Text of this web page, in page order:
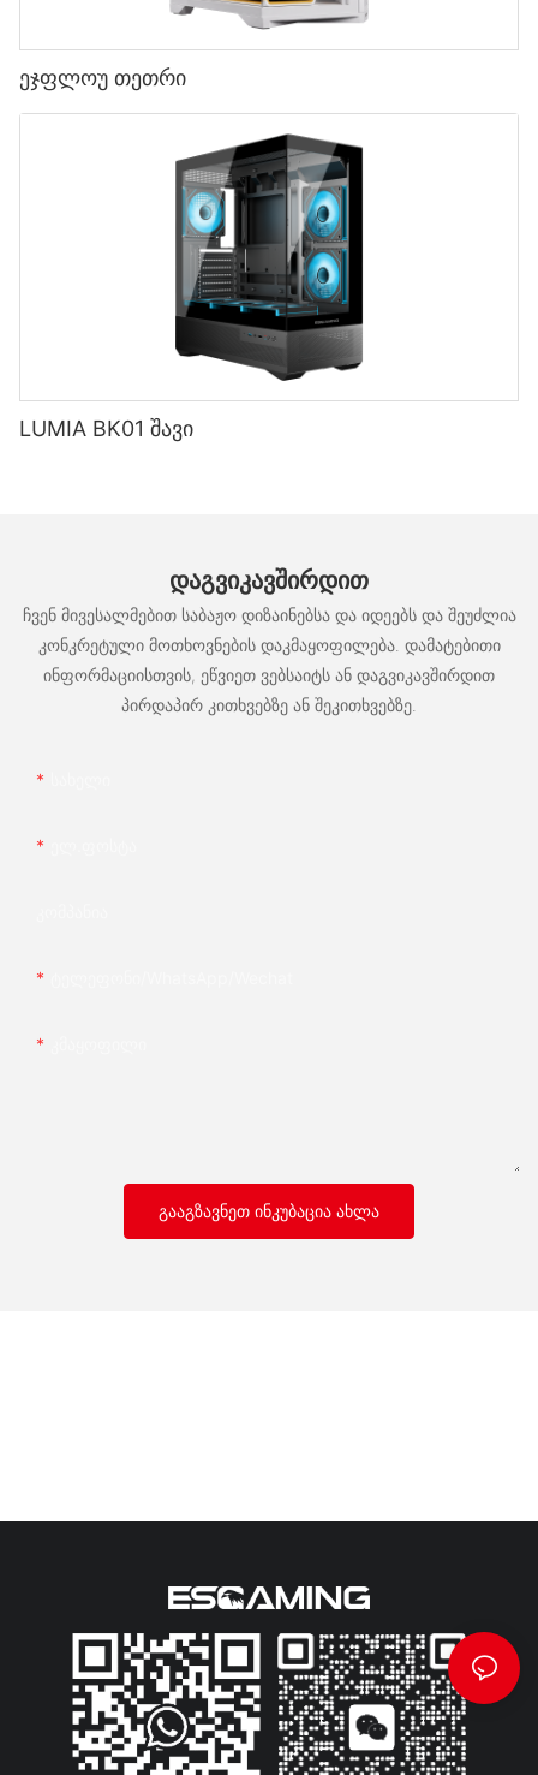
ეჯფლოუ თეთრი
LUMIA BK01 შავი
ᲓᲐᲒᲕᲘᲙᲐᲕᲨᲘᲠᲓᲘᲗ
ჩვენ მივესალმებით საბაჟო დიზაინებსა და იდეებს და შეუძლია
კონკრეტული მოთხოვნების დაკმაყოფილება. დამატებითი
ინფორმაციისთვის, ეწვიეთ ვებსაიტს ან დაგვიკავშირდით
პირდაპირ კითხვებზე ან შეკითხვებზე.
ᲒᲐᲐᲒᲖᲐᲕᲜᲔᲗ ᲘᲜᲙᲣᲑᲐᲪᲘᲐ ᲐᲮᲚᲐ